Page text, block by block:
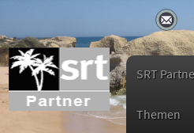
SRT
Themen